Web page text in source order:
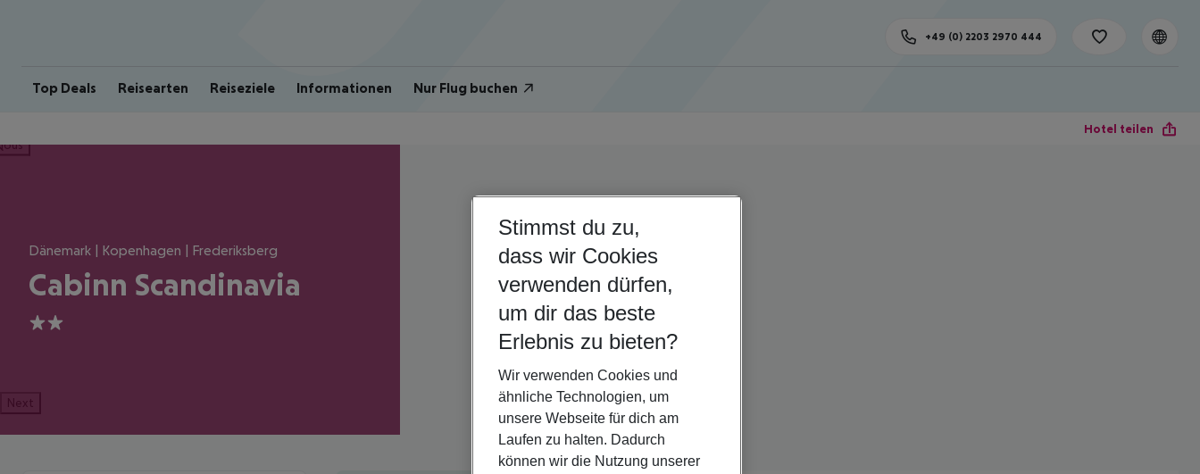
Top Deals Reisearten Reiseziele Informationen Nur Flug buchen
+49 (0) 2203 2970 444
Hotel teilen
Dänemark | Kopenhagen | Frederiksberg
Cabinn Scandinavia
2
Next
Stimmst du zu,
dass wir Cookies
verwenden dürfen,
um dir das beste
Erlebnis zu bieten?
Wir verwenden Cookies und
ähnliche Technologien, um
unsere Webseite für dich am
Laufen zu halten. Dadurch
können wir die Nutzung unserer